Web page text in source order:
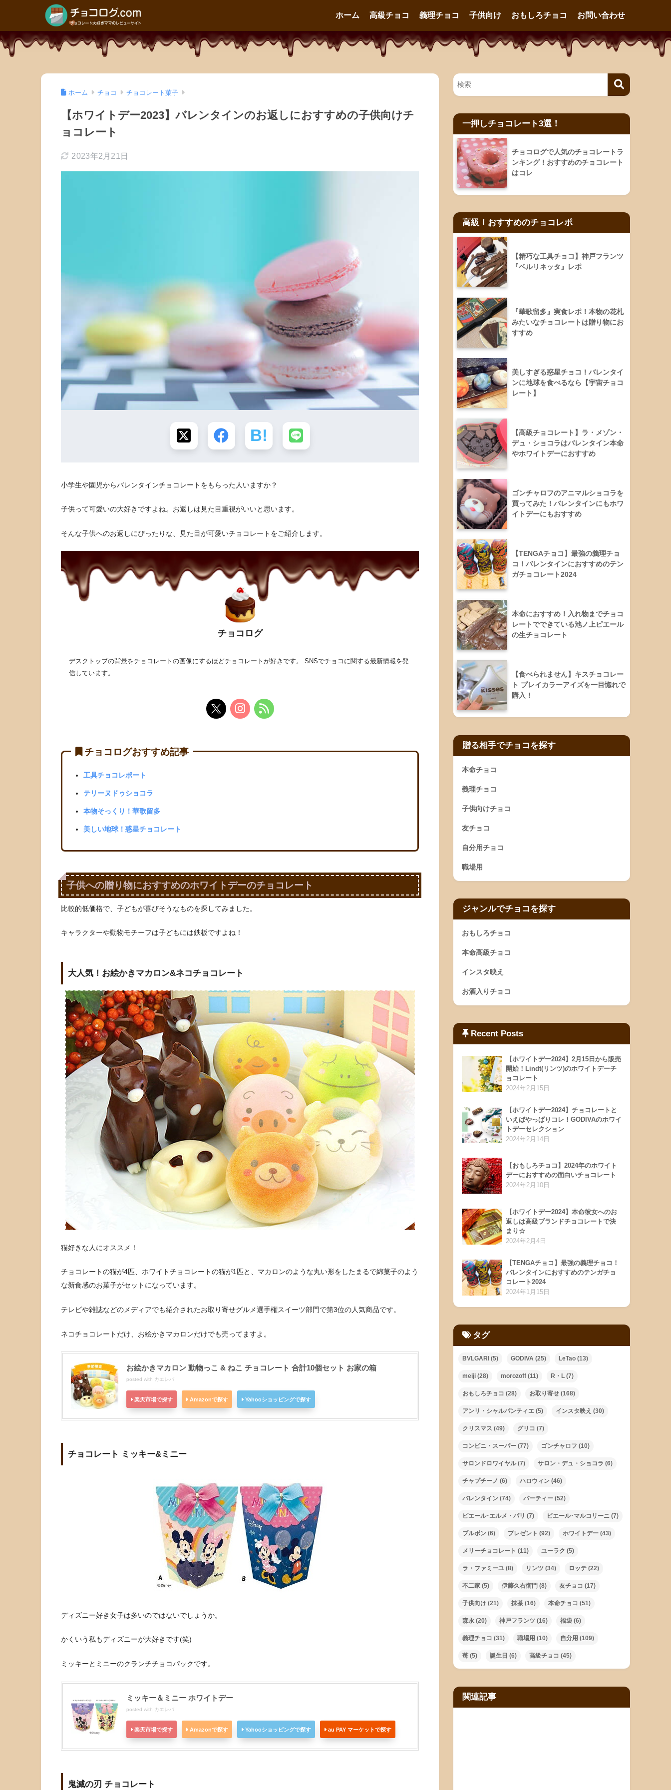
ホーム 高級チョコ 義理チョコ 子供向け おもしろチョコ お問い合わせ
ホーム チョコ チョコレート菓子
【ホワイトデー2023】バレンタインのお返しにおすすめの子供向けチ
ョコレート
2023年2月21日
小学生や園児からバレンタインチョコレートをもらった人いますか？
子供って可愛いの大好きですよね。お返しは見た目重視がいいと思います。
そんな子供へのお返しにぴったりな、見た目が可愛いチョコレートをご紹介します。
チョコログ
デスクトップの背景をチョコレートの画像にするほどチョコレートが好きです。 SNSでチョコに関する最新情報を発
信しています。
チョコログおすすめ記事
工具チョコレポート
テリーヌドゥショコラ
本物そっくり！華歌留多
美しい地球！惑星チョコレート
子供への贈り物におすすめのホワイトデーのチョコレート
比較的低価格で、子どもが喜びそうなものを探してみました。
キャラクターや動物モチーフは子どもには鉄板ですよね！
大人気！お絵かきマカロン&ネコチョコレート
猫好きな人にオススメ！
チョコレートの猫が4匹、ホワイトチョコレートの猫が1匹と、マカロンのような丸い形をしたまるで綿菓子のよう
な新食感のお菓子がセットになっています。
テレビや雑誌などのメディアでも紹介されたお取り寄せグルメ選手権スイーツ部門で第3位の人気商品です。
ネコチョコレートだけ、お絵かきマカロンだけでも売ってますよ。
お絵かきマカロン 動物っこ & ねこ チョコレート 合計10個セット お家の箱
posted with カエレバ
楽天市場で探す Amazonで探す Yahooショッピングで探す
チョコレート ミッキー&ミニー
ディズニー好き女子は多いのではないでしょうか。
かくいう私もディズニーが大好きです(笑)
ミッキーとミニーのクランチチョコパックです。
ミッキー＆ミニー ホワイトデー
posted with カエレバ
楽天市場で探す Amazonで探す Yahooショッピングで探す au PAY マーケットで探す
鬼滅の刃 チョコレート
一押しチョコレート3選！
チョコログで人気のチョコレートラ
ンキング！おすすめのチョコレート
はコレ
高級！おすすめのチョコレポ
【精巧な工具チョコ】神戸フランツ
『ベルリネッタ』レポ
『華歌留多』実食レポ！本物の花札
みたいなチョコレートは贈り物にお
すすめ
美しすぎる惑星チョコ！バレンタイ
ンに地球を食べるなら【宇宙チョコ
レート】
【高級チョコレート】ラ・メゾン・
デュ・ショコラはバレンタイン本命
やホワイトデーにおすすめ
ゴンチャロフのアニマルショコラを
買ってみた！バレンタインにもホワ
イトデーにもおすすめ
【TENGAチョコ】最強の義理チョ
コ！バレンタインにおすすめのテン
ガチョコレート2024
本命におすすめ！入れ物までチョコ
レートでできている池ノ上ピエール
の生チョコレート
【食べられません】キスチョコレー
ト プレイカラーアイズを一目惚れで
購入！
贈る相手でチョコを探す
本命チョコ
義理チョコ
子供向けチョコ
友チョコ
自分用チョコ
職場用
ジャンルでチョコを探す
おもしろチョコ
本命高級チョコ
インスタ映え
お酒入りチョコ
Recent Posts
【ホワイトデー2024】2月15日から販売
開始！Lindt(リンツ)のホワイトデーチ
ョコレート
2024年2月15日
【ホワイトデー2024】チョコレートと
いえばやっぱりコレ！GODIVAのホワイ
トデーセレクション
2024年2月14日
【おもしろチョコ】2024年のホワイト
デーにおすすめの面白いチョコレート
2024年2月10日
【ホワイトデー2024】本命彼女へのお
返しは高級ブランドチョコレートで決
まり☆
2024年2月4日
【TENGAチョコ】最強の義理チョコ！
バレンタインにおすすめのテンガチョ
コレート2024
2024年1月15日
タグ
BVLGARI (5) GODIVA (25) LeTao (13)
meiji (28) morozoff (11) R・L (7)
おもしろチョコ (28) お取り寄せ (168)
アンリ・シャルパンティエ (5) インスタ映え (30)
クリスマス (49) グリコ (7)
コンビニ・スーパー (77) ゴンチャロフ (10)
サロンドロワイヤル(7) サロン・デュ・ショコラ (6)
チャプチーノ (6) ハロウィン (46)
バレンタイン (74) パーティー (52)
ピエール･エルメ・パリ (7) ピエール･マルコリーニ (7)
ブルボン (6) プレゼント (92) ホワイトデー (43)
メリーチョコレート (11) ユーラク (5)
ラ・ファミーユ (8) リンツ (34) ロッテ (22)
不二家 (5) 伊藤久右衛門 (8) 友チョコ (17)
子供向け (21) 抹茶 (16) 本命チョコ (51)
森永 (20) 神戸フランツ (16) 福袋 (6)
義理チョコ (31) 職場用 (10) 自分用 (109)
苺 (5) 誕生日 (6) 高級チョコ (45)
関連記事